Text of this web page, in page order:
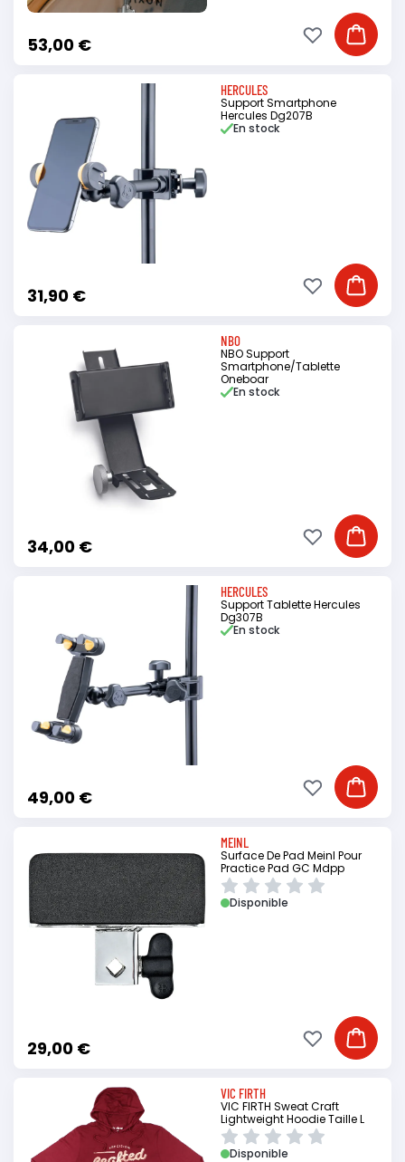
53,00 € Ajouter
Ajouter à ma
HERCULES
Support Smartphone
Hercules Dg207B
31,90 €
En stock
Ajouter
Ajouter à ma
NBO
NBO Support
Smartphone/Tablette
Oneboar
34,00 €
En stock
Ajouter
Ajouter à ma
HERCULES
Support Tablette Hercules
Dg307B
49,00 €
En stock
Ajouter
Ajouter à ma
MEINL
Surface De Pad Meinl Pour
Practice Pad GC Mdpp
29,00 €
Disponible
Ajouter
Ajouter à ma
VIC FIRTH
VIC FIRTH Sweat Craft
Lightweight Hoodie Taille L
Disponible